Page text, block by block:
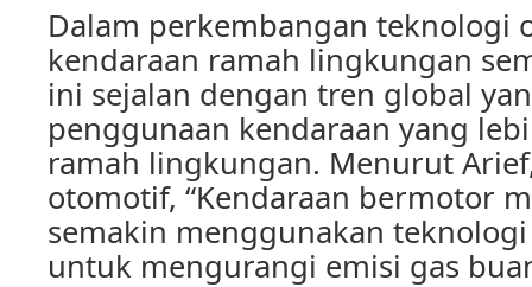
Dalam perkembangan teknologi
kendaraan ramah lingkungan
ini sejalan dengan tren global
penggunaan kendaraan yang
ramah lingkungan. Menurut
otomotif, “Kendaraan bermotor
semakin menggunakan
untuk mengurangi emisi gas